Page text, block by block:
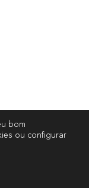
bom
ou configurar